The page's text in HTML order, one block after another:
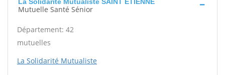
La Solidarité Mutualiste SAINT ETIENNE
Mutuelle Santé Sénior
Département: 42
mutuelles
La Solidarité Mutualiste